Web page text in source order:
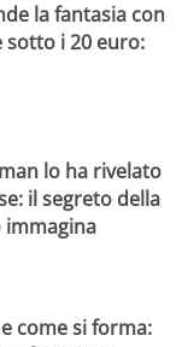
la fantasia con
sotto i 20 euro:
lo ha rivelato
il segreto della
immagina
come si forma: